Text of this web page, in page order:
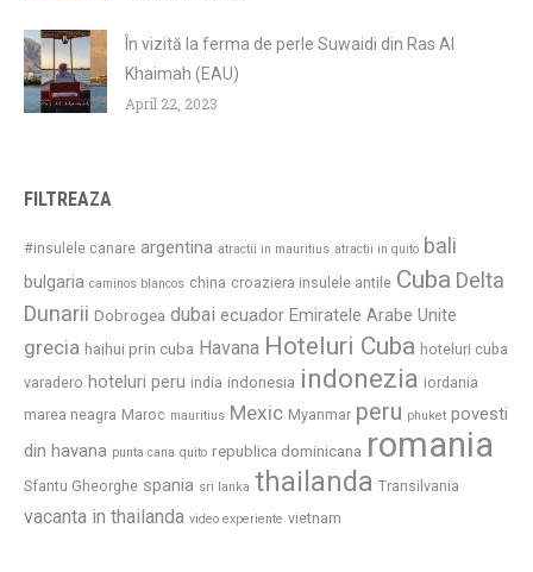
În vizită la ferma de perle Suwaidi din Ras Al
Khaimah (EAU)
April 22, 2023
FILTREAZA
#insulele canare argentina atractii in mauritius atractii in quito bali
bulgaria caminos blancos china croaziera insulele antile Cuba Delta
Dunarii Dobrogea dubai ecuador Emiratele Arabe Unite
grecia haihui prin cuba Havana Hoteluri Cuba hoteluri cuba
varadero hoteluri peru india indonesia indonezia iordania
marea neagra Maroc mauritius Mexic Myanmar peru phuket povesti
din havana punta cana quito republica dominicana romania
Sfantu Gheorghe spania sri lanka thailanda Transilvania
vacanta in thailanda video experiente vietnam